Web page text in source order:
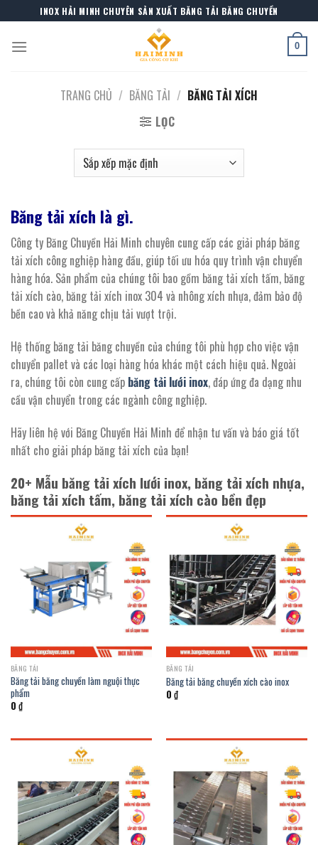
to
content
INOX HẢI MINH CHUYÊN SẢN XUẤT BĂNG TẢI BĂNG CHUYỀN
0
TRANG CHỦ / BĂNG TẢI / BĂNG TẢI XÍCH
LỌC
Băng tải xích là gì.
Công ty Băng Chuyền Hải Minh chuyên cung cấp các giải pháp băng
tải xích công nghiệp hàng đầu, giúp tối ưu hóa quy trình vận chuyển
hàng hóa. Sản phẩm của chúng tôi bao gồm băng tải xích tấm, băng
tải xích cào, băng tải xích inox 304 và nhông xích nhựa, đảm bảo độ
bền cao và khả năng chịu tải vượt trội.
Hệ thống băng tải băng chuyền của chúng tôi phù hợp cho việc vận
chuyển pallet và các loại hàng hóa khác một cách hiệu quả. Ngoài
ra, chúng tôi còn cung cấp băng tải lưới inox, đáp ứng đa dạng nhu
cầu vận chuyển trong các ngành công nghiệp.
Hãy liên hệ với Băng Chuyền Hải Minh để nhận tư vấn và báo giá tốt
nhất cho giải pháp băng tải xích của bạn!
20+ Mẫu băng tải xích lưới inox, băng tải xích nhựa,
băng tải xích tấm, băng tải xích cào bền đẹp
BĂNG TẢI
Băng tải băng chuyền làm nguội thực
phẩm
0 ₫
BĂNG TẢI
Băng tải băng chuyền xích cào inox
0 ₫